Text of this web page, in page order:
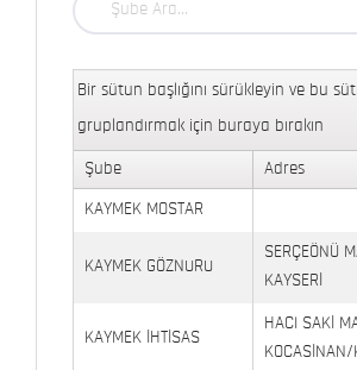
Bir sütun başlığını sürükleyin ve bu
gruplandırmak için buraya bırakın
Şube Adres
KAYMEK MOSTAR
KAYMEK GÖZNURU
SERÇEÖNÜ
KAYSERİ
KAYMEK İHTİSAS
HACI SAKİ
KOCASİNAN/